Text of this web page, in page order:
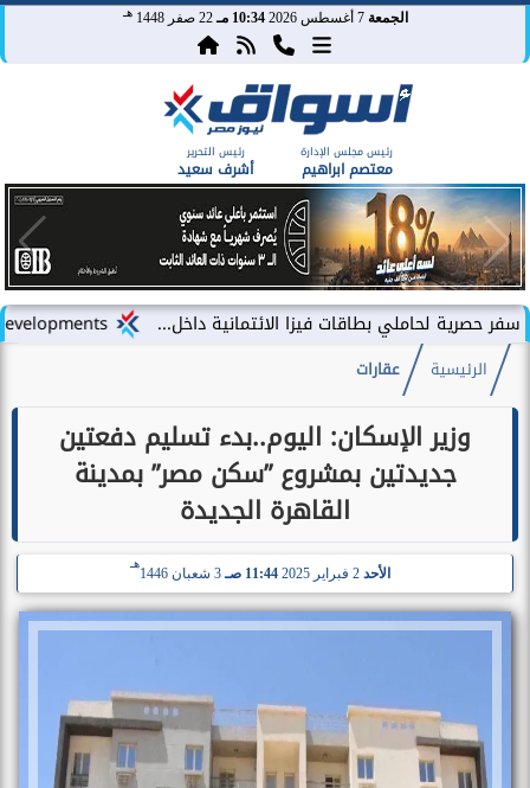
الجمعة 7 أغسطس 2026 10:34 مـ 22 صفر 1448 هـ
رئيس مجلس الإدارة
معتصم ابراهيم
رئيس التحرير
أشرف سعيد
LARZ Developments تطلق رؤيتها الجديدة لتقديم مفهوم متكامل للتطوير العقاري في مصر بطاقات فيزا الائتمانية داخل...
الرئيسية عقارات
وزير الإسكان: اليوم..بدء تسليم دفعتين
جديدتين بمشروع ”سكن مصر” بمدينة
القاهرة الجديدة
الأحد 11:44 صـ 3 شعبان 1446
هـ